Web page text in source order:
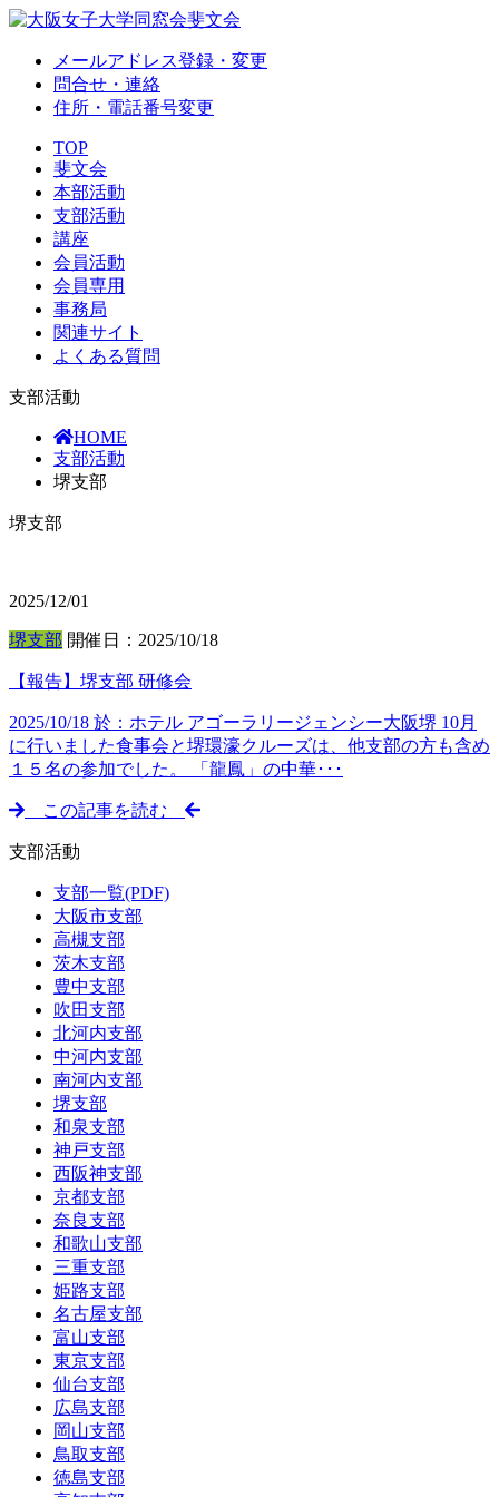
メールアドレス登録・変更
問合せ・連絡
住所・電話番号変更
TOP
斐文会
本部活動
支部活動
講座
会員活動
会員専用
事務局
関連サイト
よくある質問
支部活動
HOME
支部活動
堺支部
堺支部
2025/12/01
堺支部 開催日：2025/10/18
【報告】堺支部 研修会
2025/10/18 於：ホテル アゴーラリージェンシー大阪堺 10月
に行いました食事会と堺環濠クルーズは、他支部の方も含め
１５名の参加でした。 「龍鳳」の中華･･･
この記事を読む
支部活動
支部一覧(PDF)
大阪市支部
高槻支部
茨木支部
豊中支部
吹田支部
北河内支部
中河内支部
南河内支部
堺支部
和泉支部
神戸支部
西阪神支部
京都支部
奈良支部
和歌山支部
三重支部
姫路支部
名古屋支部
富山支部
東京支部
仙台支部
広島支部
岡山支部
鳥取支部
徳島支部